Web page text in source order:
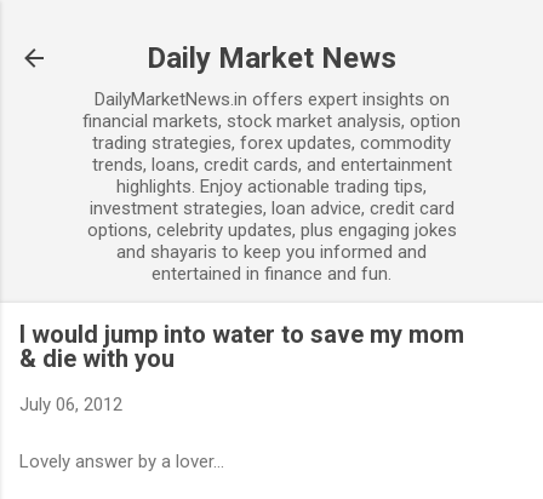
Daily Market News
DailyMarketNews.in offers expert insights on
financial markets, stock market analysis, option
trading strategies, forex updates, commodity
trends, loans, credit cards, and entertainment
highlights. Enjoy actionable trading tips,
investment strategies, loan advice, credit card
options, celebrity updates, plus engaging jokes
and shayaris to keep you informed and
entertained in finance and fun.
I would jump into water to save my mom
& die with you
July 06, 2012
Lovely answer by a lover...